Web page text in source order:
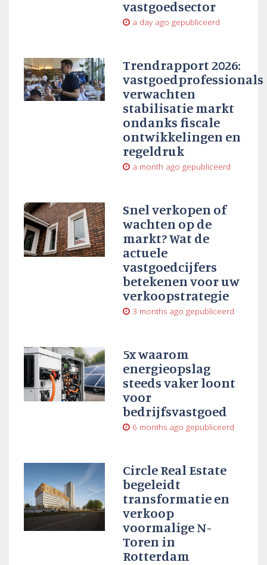
vastgoedsector
a day ago gepubliceerd
Trendrapport 2026:
vastgoedprofessionals
verwachten
stabilisatie markt
ondanks fiscale
ontwikkelingen en
regeldruk
a month ago gepubliceerd
Snel verkopen of
wachten op de
markt? Wat de
actuele
vastgoedcijfers
betekenen voor uw
verkoopstrategie
3 months ago gepubliceerd
5x waarom
energieopslag
steeds vaker loont
voor
bedrijfsvastgoed
6 months ago gepubliceerd
Circle Real Estate
begeleidt
transformatie en
verkoop
voormalige N-
Toren in
Rotterdam